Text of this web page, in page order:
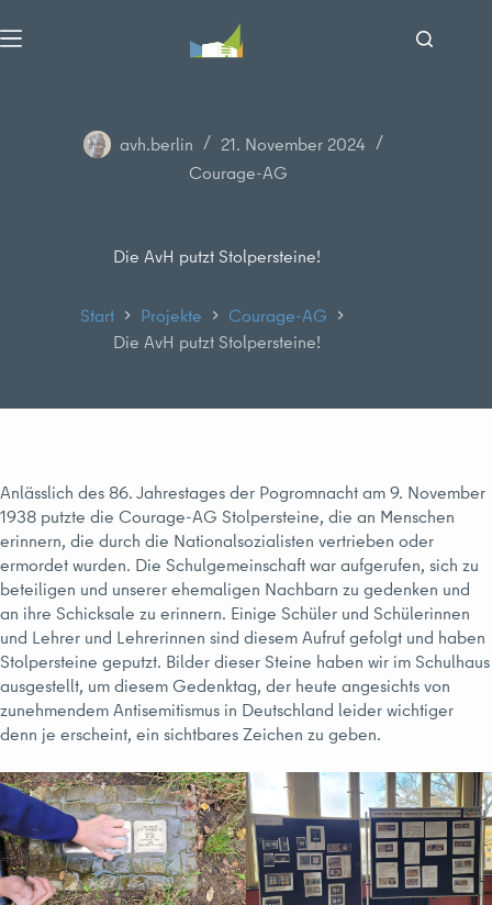
Inhalt
avh.berlin
21. November 2024
Courage-AG
Die AvH putzt Stolpersteine!
Start Projekte
Courage-AG
Die AvH putzt Stolpersteine!
Anlässlich des 86. Jahrestages der Pogromnacht am 9. November
1938 putzte die Courage-AG Stolpersteine, die an Menschen
erinnern, die durch die Nationalsozialisten vertrieben oder
ermordet wurden. Die Schulgemeinschaft war aufgerufen, sich zu
beteiligen und unserer ehemaligen Nachbarn zu gedenken und
an ihre Schicksale zu erinnern. Einige Schüler und Schülerinnen
und Lehrer und Lehrerinnen sind diesem Aufruf gefolgt und haben
Stolpersteine geputzt. Bilder dieser Steine haben wir im Schulhaus
ausgestellt, um diesem Gedenktag, der heute angesichts von
zunehmendem Antisemitismus in Deutschland leider wichtiger
denn je erscheint, ein sichtbares Zeichen zu geben.